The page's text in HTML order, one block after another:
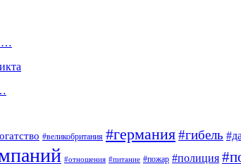
#великобритания #германия#гибель
#отношения #питание #пожар #полиция